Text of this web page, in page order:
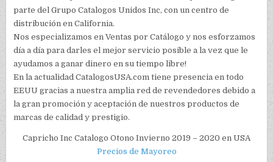
parte del Grupo Catalogos Unidos Inc, con un centro de
distribución en California.
Nos especializamos en Ventas por Catálogo y nos esforzamos
día a día para darles el mejor servicio posible a la vez que le
ayudamos a ganar dinero en su tiempo libre!
En la actualidad CatalogosUSA.com tiene presencia en todo
EEUU gracias a nuestra amplia red de revendedores debido a
la gran promoción y aceptación de nuestros productos de
marcas de calidad y prestigio.
Capricho Inc Catalogo Otono Invierno 2019 – 2020 en USA
Precios de Mayoreo